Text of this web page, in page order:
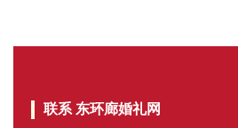
联系 东环廊婚礼网